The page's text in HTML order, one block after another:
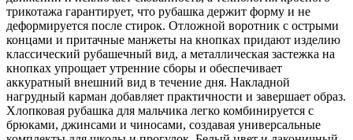
трикотажа гарантирует, что рубашка держит форму и не
деформируется после стирок. Отложной воротник с острыми
концами и притачные манжеты на кнопках придают изделию
классический рубашечный вид, а металлическая застежка на
кнопках упрощает утренние сборы и обеспечивает
аккуратный внешний вид в течение дня. Накладной
нагрудный карман добавляет практичности и завершает образ.
Хлопковая рубашка для мальчика легко комбинируется с
брюками, джинсами и чиносами, создавая универсальные